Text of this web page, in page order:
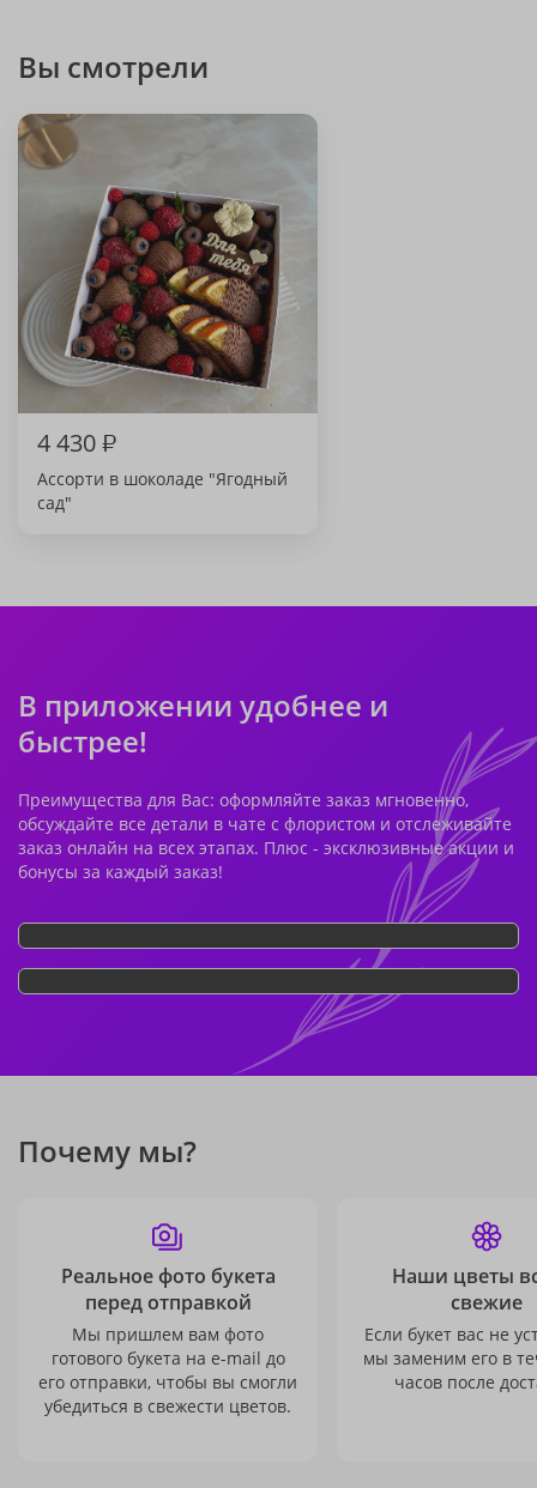
Вы смотрели
4 430₽
Ассорти в шоколаде "Ягодный
сад"
В приложении удобнее и
быстрее!
Преимущества для Вас: оформляйте заказ мгновенно,
обсуждайте все детали в чате с флористом и отслеживайте
заказ онлайн на всех этапах. Плюс - эксклюзивные акции и
бонусы за каждый заказ!
Почему мы?
Реальное фото букета
перед отправкой
Мы пришлем вам фото
готового букета на e-mail до
его отправки, чтобы вы смогли
убедиться в свежести цветов.
Наши цветы
свежие
Если букет вас не
мы заменим его в
часов после